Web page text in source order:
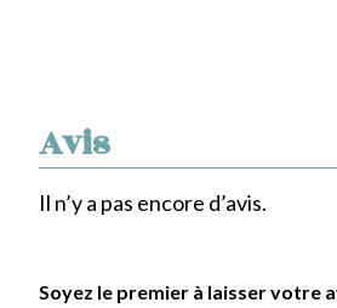
Avis
Il n’y a pas encore d’avis.
Soyez le premier à laisser votre